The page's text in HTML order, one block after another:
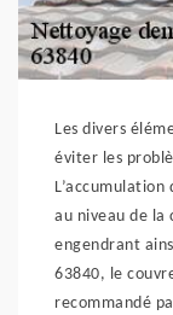
Les divers
éviter les
au niveau de la
engendrant
63840, le
recommandé